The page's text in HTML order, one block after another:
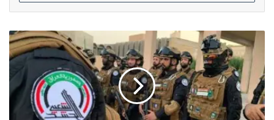
المحمداوي:
الحشد
ركيزة
أساسية
في
المنظومة
الأمنية